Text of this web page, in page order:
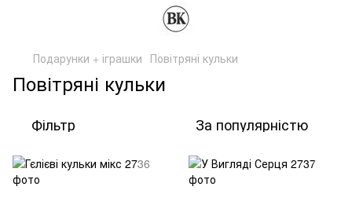
Подарунки + іграшки Повітряні кульки
Повітряні кульки
Фільтр За популярністю